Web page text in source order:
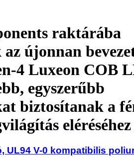
raktárába
az újonnan
4 Luxeon COB
egyszerűbb
biztosítanak a
eléréséhez
UL94 V-0 kompatibilis